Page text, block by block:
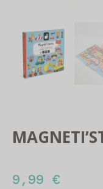
9,99 €